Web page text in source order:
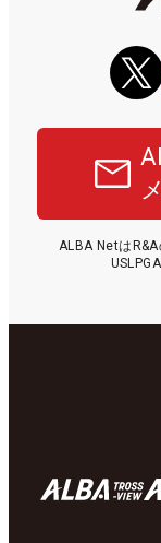
ALBA Netは